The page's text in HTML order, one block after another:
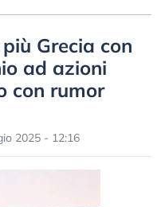
Grecia con
ad azioni
con rumor
2025 - 12:16